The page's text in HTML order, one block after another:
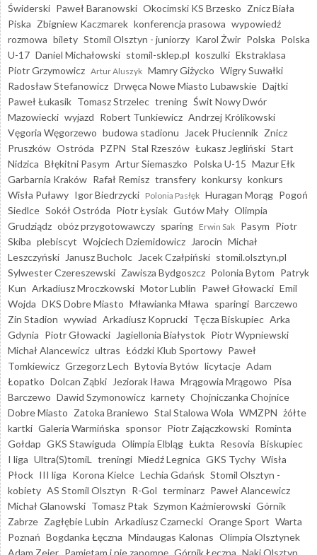
Świderski Paweł Baranowski Okocimski KS Brzesko Znicz Biała
Piska Zbigniew Kaczmarek konferencja prasowa wypowiedź
rozmowa bilety Stomil Olsztyn - juniorzy Karol Żwir Polska Polska
U-17 Daniel Michałowski stomil-sklep.pl koszulki Ekstraklasa
Piotr Grzymowicz Artur Aluszyk Mamry Giżycko Wigry Suwałki
Radosław Stefanowicz Drwęca Nowe Miasto Lubawskie Dajtki
Paweł Łukasik Tomasz Strzelec trening Świt Nowy Dwór
Mazowiecki wyjazd Robert Tunkiewicz Andrzej Królikowski
Vęgoria Węgorzewo budowa stadionu Jacek Płuciennik Znicz
Pruszków Ostróda PZPN Stal Rzeszów Łukasz Jegliński Start
Nidzica Błękitni Pasym Artur Siemaszko Polska U-15 Mazur Ełk
Garbarnia Kraków Rafał Remisz transfery konkursy konkurs
Wisła Puławy Igor Biedrzycki Polonia Pasłęk Huragan Morąg Pogoń
Siedlce Sokół Ostróda Piotr Łysiak Gutów Mały Olimpia
Grudziądz obóz przygotowawczy sparing Erwin Sak Pasym Piotr
Skiba plebiscyt Wojciech Dziemidowicz Jarocin Michał
Leszczyński
Janusz Bucholc Jacek Czałpiński stomil.olsztyn.pl
Sylwester Czereszewski Zawisza Bydgoszcz Polonia Bytom Patryk
Kun Arkadiusz Mroczkowski Motor Lublin Paweł Głowacki Emil
Wojda DKS Dobre Miasto Mławianka Mława sparingi Barczewo
Zin Stadion wywiad Arkadiusz Koprucki Tęcza Biskupiec Arka
Gdynia Piotr Głowacki Jagiellonia Białystok Piotr Wypniewski
Michał Alancewicz ultras Łódzki Klub Sportowy Paweł
Tomkiewicz Grzegorz Lech Bytovia Bytów licytacje Adam
Łopatko Dolcan Ząbki Jeziorak Iława Mrągowia Mrągowo Pisa
Barczewo Dawid Szymonowicz karnety Chojniczanka Chojnice
Dobre Miasto Zatoka Braniewo Stal Stalowa Wola WMZPN żółte
kartki Galeria Warmińska sponsor Piotr Zajączkowski Rominta
Gołdap GKS Stawiguda Olimpia Elbląg Łukta Resovia Biskupiec
I liga Ultra(S)tomiL treningi Miedź Legnica GKS Tychy Wisła
Płock III liga Korona Kielce Lechia Gdańsk Stomil Olsztyn -
kobiety AS Stomil Olsztyn R-Gol terminarz Paweł Alancewicz
Michał Glanowski Tomasz Ptak Szymon Kaźmierowski Górnik
Zabrze Zagłębie Lubin Arkadiusz Czarnecki Orange Sport Warta
Poznań Bogdanka Łęczna Mindaugas Kalonas Olimpia Olsztynek
Adam Zejer Pamiętam i nie zapomnę Górnik Łęczna Naki Olsztyn